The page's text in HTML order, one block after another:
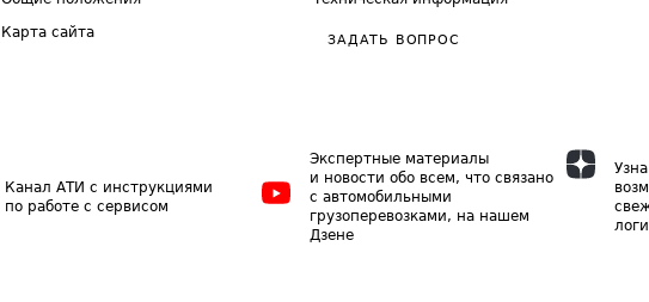
Карта сайта
ЗАДАТЬ ВОПРОС
Канал АТИ с инструкциями
по работе с сервисом
Экспертные материалы
и новости обо всем, что связано
с автомобильными
грузоперевозками, на нашем
Дзене